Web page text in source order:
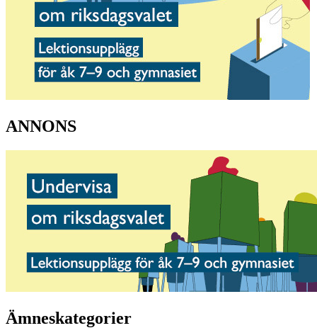
ANNONS
Ämneskategorier